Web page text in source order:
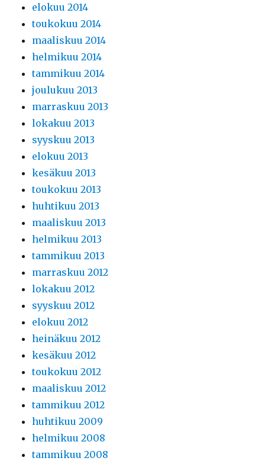
elokuu 2014
toukokuu 2014
maaliskuu 2014
helmikuu 2014
tammikuu 2014
joulukuu 2013
marraskuu 2013
lokakuu 2013
syyskuu 2013
elokuu 2013
kesäkuu 2013
toukokuu 2013
huhtikuu 2013
maaliskuu 2013
helmikuu 2013
tammikuu 2013
marraskuu 2012
lokakuu 2012
syyskuu 2012
elokuu 2012
heinäkuu 2012
kesäkuu 2012
toukokuu 2012
maaliskuu 2012
tammikuu 2012
huhtikuu 2009
helmikuu 2008
tammikuu 2008